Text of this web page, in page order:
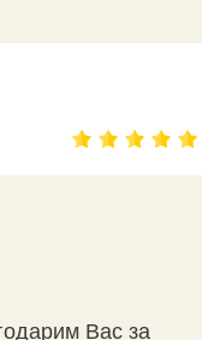
Вас за